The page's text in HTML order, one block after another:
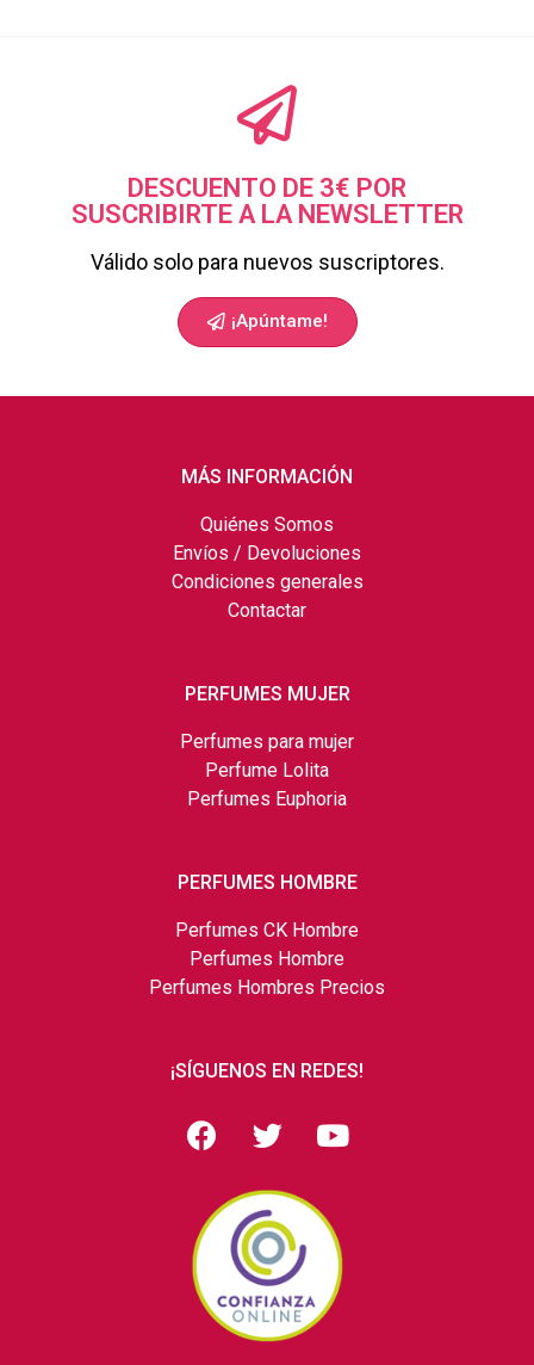
DESCUENTO DE 3€ POR
SUSCRIBIRTE A LA NEWSLETTER
Válido solo para nuevos suscriptores.
¡Apúntame!
MÁS INFORMACIÓN
Quiénes Somos
Envíos / Devoluciones
Condiciones generales
Contactar
PERFUMES MUJER
Perfumes para mujer
Perfume Lolita
Perfumes Euphoria
PERFUMES HOMBRE
Perfumes CK Hombre
Perfumes Hombre
Perfumes Hombres Precios
¡SÍGUENOS EN REDES!